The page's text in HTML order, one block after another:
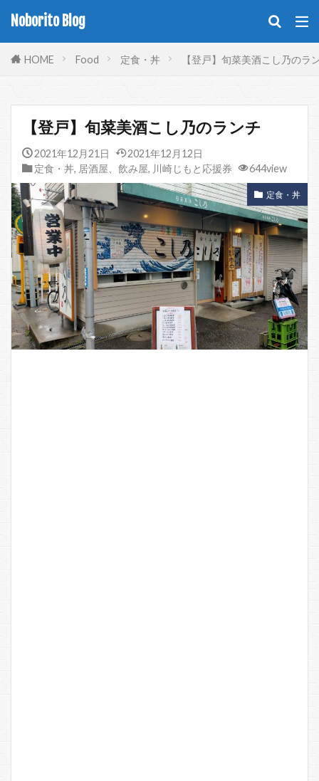
Noborito Blog
HOME Food 定食・丼 【登戸】旬菜美酒こし乃のラ
【登戸】旬菜美酒こし乃のランチ
2021年12月21日
2021年12月12日
定食・丼, 居酒屋、飲み屋, 川崎じもと応援券 644view
定食・丼